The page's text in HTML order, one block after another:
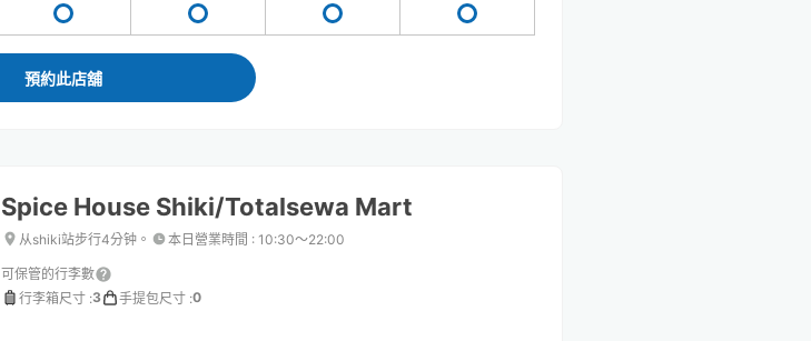
預約此店舖
Spice House Shiki/Totalsewa Mart
从shiki站步行4分钟。 本日營業時間 : 10:30〜22:00
可保管的行李數
行李箱尺寸 :3 手提包尺寸 :0